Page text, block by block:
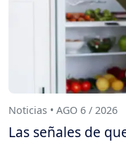
Noticias • AGO 6 / 2026
Las señales de